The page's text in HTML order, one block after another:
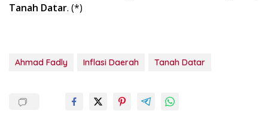
Tanah Datar. (*)
Ahmad Fadly Inflasi Daerah Tanah Datar